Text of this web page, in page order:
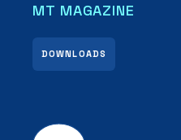
DOWNLOADS
MT MAGAZINE